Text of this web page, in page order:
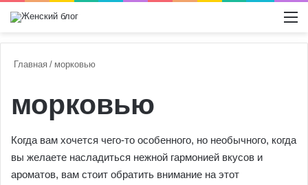
Главная / морковью
морковью
Когда вам хочется чего-то особенного, но необычного, когда
вы желаете насладиться нежной гармонией вкусов и
ароматов, вам стоит обратить внимание на этот